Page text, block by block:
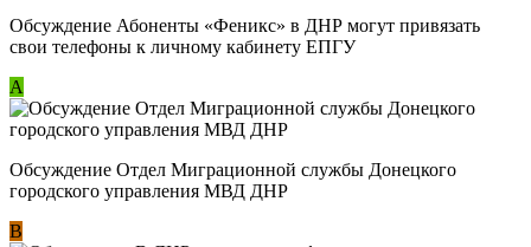
Обсуждение ​Абоненты «Феникс» в ДНР могут привязать
свои телефоны к личному кабинету ЕПГУ
А
Обсуждение Отдел Миграционной службы Донецкого
городского управления МВД ДНР
В